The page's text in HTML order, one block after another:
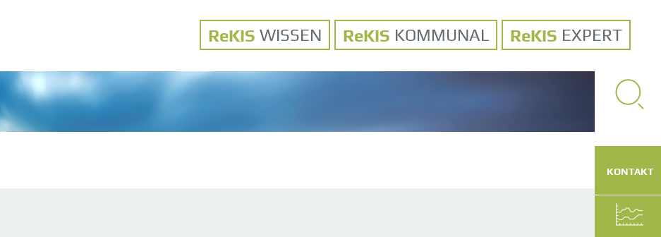
WISSEN KOMMUNAL EXPERT
KONTAKT